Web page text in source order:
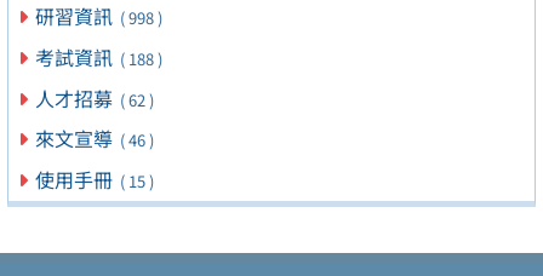
研習資訊 ( 998 )
考試資訊 ( 188 )
人才招募 ( 62 )
來文宣導 ( 46 )
使用手冊 ( 15 )